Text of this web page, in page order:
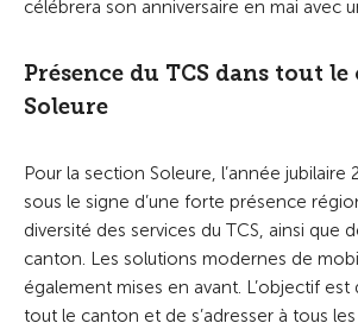
célébrera son anniversaire en mai avec
Présence du TCS dans tout
Soleure
Pour la section Soleure, l’année jubilaire
sous le signe d’une forte présence
diversité des services du TCS, ainsi que
canton. Les solutions modernes de
également mises en avant. L’objectif est
tout le canton et de s’adresser à tous